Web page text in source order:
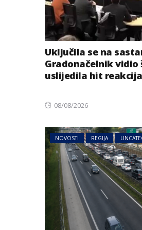
Uključila se na
Gradonačelnik vidio
uslijedila hit reakcija
Posted
08/08/2026
NOVOSTI REGIJA